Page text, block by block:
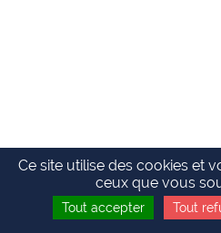
Ce site utilise des cookies et
ceux que vous
Tout accepter Tout